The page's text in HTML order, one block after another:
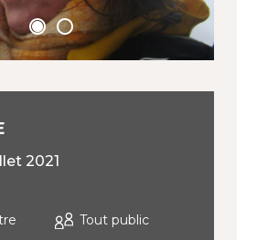
How deep is the ocean 2, 50
2021
Tout public